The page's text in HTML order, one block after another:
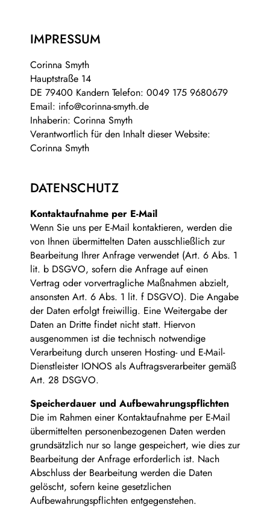
IMPRESSUM
Corinna Smyth
Hauptstraße 14
DE 79400 Kandern Telefon: 0049 175 9680679
Email: info@corinna-smyth.de
Inhaberin: Corinna Smyth
Verantwortlich für den Inhalt dieser Website:
Corinna Smyth
DATENSCHUTZ
Kontaktaufnahme per E-Mail
Wenn Sie uns per E-Mail kontaktieren, werden die
von Ihnen übermittelten Daten ausschließlich zur
Bearbeitung Ihrer Anfrage verwendet (Art. 6 Abs. 1
lit. b DSGVO, sofern die Anfrage auf einen
Vertrag oder vorvertragliche Maßnahmen abzielt,
ansonsten Art. 6 Abs. 1 lit. f DSGVO). Die Angabe
der Daten erfolgt freiwillig. Eine Weitergabe der
Daten an Dritte findet nicht statt. Hiervon
ausgenommen ist die technisch notwendige
Verarbeitung durch unseren Hosting- und E-Mail-
Dienstleister IONOS als Auftragsverarbeiter gemäß
Art. 28 DSGVO.
Speicherdauer und Aufbewahrungspflichten
Die im Rahmen einer Kontaktaufnahme per E-Mail
übermittelten personenbezogenen Daten werden
grundsätzlich nur so lange gespeichert, wie dies zur
Bearbeitung der Anfrage erforderlich ist. Nach
Abschluss der Bearbeitung werden die Daten
gelöscht, sofern keine gesetzlichen
Aufbewahrungspflichten entgegenstehen.